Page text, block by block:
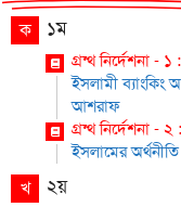
ক ১ম
গ্রন্থ নির্দেশনা - ১ :
ইসলামী ব্যাংকিং
আশরাফ
গ্রন্থ নির্দেশনা - ২ :
ইসলামের
খ ২য়